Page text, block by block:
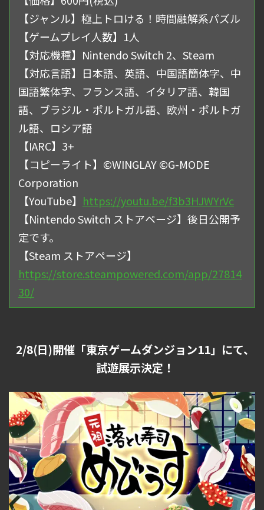
【ジャンル】極上トロける！時間融解系パズル
【ゲームプレイ人数】1人
【対応機種】Nintendo Switch 2、Steam
【対応言語】日本語、英語、中国語簡体字、中
国語繁体字、フランス語、イタリア語、韓国
語、ブラジル・ポルトガル語、欧州・ポルトガ
ル語、ロシア語
【IARC】3+
【コピーライト】©WINGLAY ©G-MODE
Corporation
【YouTube】 https://youtu.be/f3b3HJWYrVc
【Nintendo Switch ストアページ】後日公開予
定です。
【Steam ストアページ】
https://store.steampowered.com/app/27814
30/
2/8(日)開催「東京ゲームダンジョン11」にて、
試遊展示決定！